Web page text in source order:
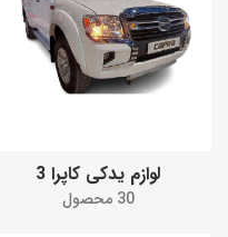
لوازم یدکی کاپرا 3
30 محصول